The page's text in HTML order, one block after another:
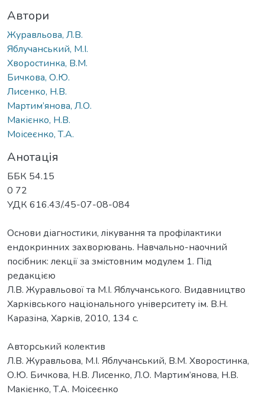
Автори
Журавльова, Л.В.
Яблучанський, М.І.
Хворостинка, В.М.
Бичкова, О.Ю.
Лисенко, Н.В.
Мартим’янова, Л.О.
Макієнко, Н.В.
Моісеєнко, Т.А.
Анотація
ББК 54.15
0 72
УДК 616.43/.45-07-08-084
Основи діагностики, лікування та профілактики
ендокринних захворювань. Навчально-наочний
посібник: лекції за змістовним модулем 1. Під
редакцією
Л.В. Журавльової та М.І. Яблучанського. Видавництво
Харківського національного університету ім. В.Н.
Каразіна, Харків, 2010, 134 с.
Авторський колектив
Л.В. Журавльова, М.І. Яблучанський, В.М. Хворостинка,
О.Ю. Бичкова, Н.В. Лисенко, Л.О. Мартим’янова, Н.В.
Макієнко, Т.А. Моісеєнко